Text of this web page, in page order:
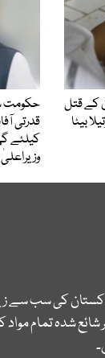
خاتون کے قتل
بیٹا
حکومت
قدرتی
کیلئے
کی سب سے
شدہ تمام مواد